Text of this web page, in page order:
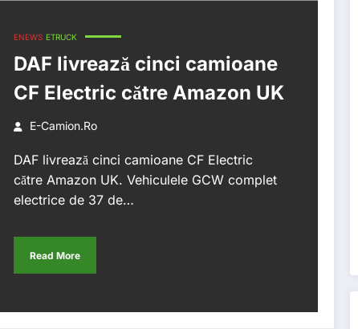
ENEWS ETRUCK
DAF livrează cinci camioane
CF Electric către Amazon UK
E-Camion.ro
DAF livrează cinci camioane CF Electric
către Amazon UK. Vehiculele GCW complet
electrice de 37 de…
Read More